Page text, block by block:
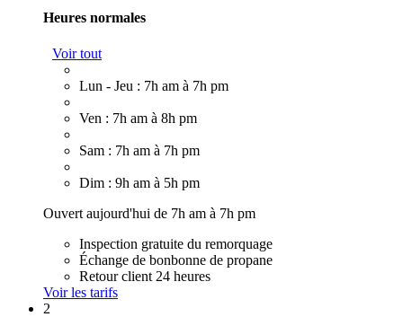
Heures normales
Voir tout
Lun - Jeu : 7h am à 7h pm
Ven : 7h am à 8h pm
Sam : 7h am à 7h pm
Dim : 9h am à 5h pm
Ouvert aujourd'hui de 7h am à 7h pm
Inspection gratuite du remorquage
Échange de bonbonne de propane
Retour client 24 heures
Voir les tarifs
2